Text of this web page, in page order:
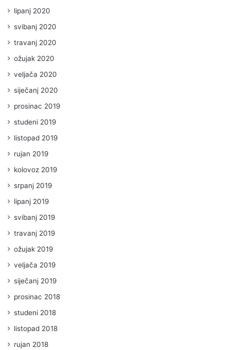
lipanj 2020
svibanj 2020
travanj 2020
ožujak 2020
veljača 2020
siječanj 2020
prosinac 2019
studeni 2019
listopad 2019
rujan 2019
kolovoz 2019
srpanj 2019
lipanj 2019
svibanj 2019
travanj 2019
ožujak 2019
veljača 2019
siječanj 2019
prosinac 2018
studeni 2018
listopad 2018
rujan 2018